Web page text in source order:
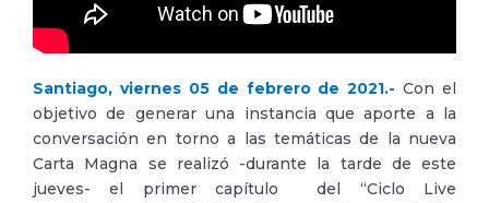
Santiago, viernes 05 de febrero de 2021.- Con el
objetivo de generar una instancia que aporte a la
conversación en torno a las temáticas de la nueva
Carta Magna se realizó -durante la tarde de este
jueves- el primer capítulo del “Ciclo Live